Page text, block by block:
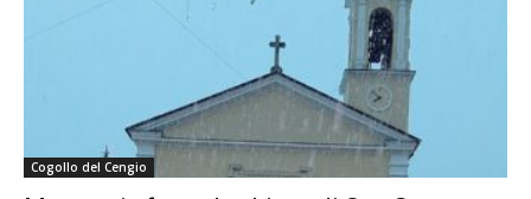
Cogollo del Cengio